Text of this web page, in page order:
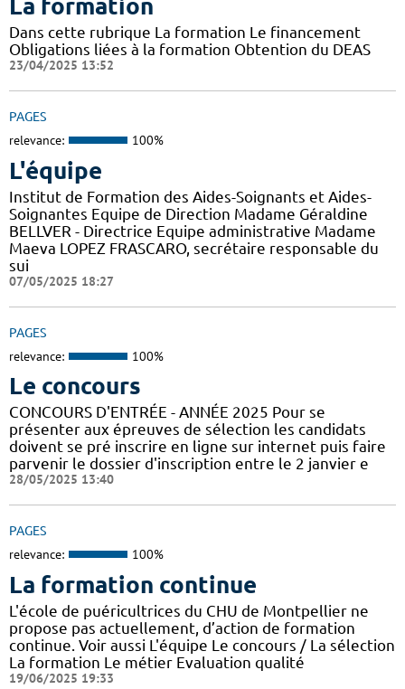
La formation
Dans cette rubrique La formation Le financement
Obligations liées à la formation Obtention du DEAS
23/04/2025 13:52
PAGES
relevance: 100%
L'équipe
Institut de Formation des Aides-Soignants et Aides-
Soignantes Equipe de Direction Madame Géraldine
BELLVER - Directrice Equipe administrative Madame
Maeva LOPEZ FRASCARO, secrétaire responsable du
sui
07/05/2025 18:27
PAGES
relevance: 100%
Le concours
CONCOURS D'ENTRÉE - ANNÉE 2025 Pour se
présenter aux épreuves de sélection les candidats
doivent se pré inscrire en ligne sur internet puis faire
parvenir le dossier d'inscription entre le 2 janvier e
28/05/2025 13:40
PAGES
relevance: 100%
La formation continue
L'école de puéricultrices du CHU de Montpellier ne
propose pas actuellement, d’action de formation
continue. Voir aussi L'équipe Le concours / La sélection
La formation Le métier Evaluation qualité
19/06/2025 19:33